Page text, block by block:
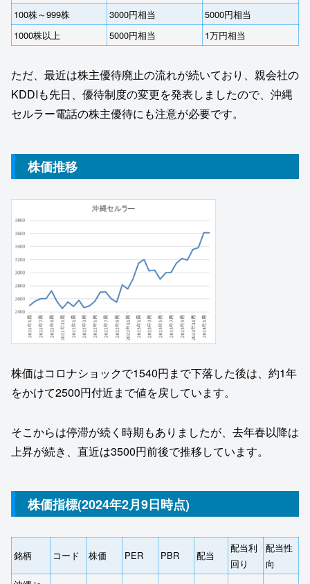
100株～999株
3000円相当
5000円相当
1000株以上
5000円相当 1万円相当
ただ、最近は株主優待廃止の流れが続いており、親会社の
KDDIも先日、優待制度の変更を発表しましたので、沖縄
セルラー電話の株主優待にも注意が必要です。
株価推移
株価はコロナショックで1540円まで下落した後は、約1年
をかけて2500円付近まで値を戻しています。
そこからは停滞が続く時期もありましたが、去年春以降は
上昇が続き、直近は3500円前後で推移しています。
株価指標(2024年2月9日時点)
銘柄 コード 株価 PER PBR 配当
配当利
回り
配当性
向